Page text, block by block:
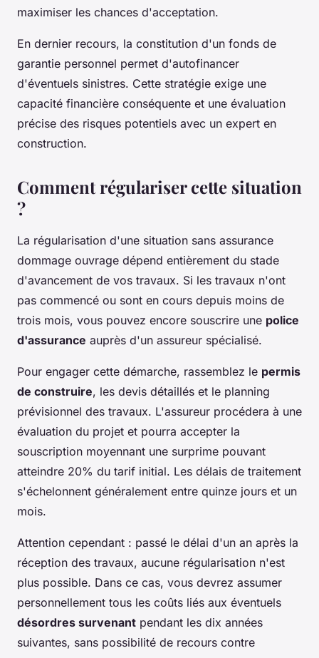
maximiser les chances d'acceptation.
En dernier recours, la constitution d'un fonds de
garantie personnel permet d'autofinancer
d'éventuels sinistres. Cette stratégie exige une
capacité financière conséquente et une évaluation
précise des risques potentiels avec un expert en
construction.
Comment régulariser cette situation
?
La régularisation d'une situation sans assurance
dommage ouvrage dépend entièrement du stade
d'avancement de vos travaux. Si les travaux n'ont
pas commencé ou sont en cours depuis moins de
trois mois, vous pouvez encore souscrire une police
d'assurance auprès d'un assureur spécialisé.
Pour engager cette démarche, rassemblez le permis
de construire, les devis détaillés et le planning
prévisionnel des travaux. L'assureur procédera à une
évaluation du projet et pourra accepter la
souscription moyennant une surprime pouvant
atteindre 20% du tarif initial. Les délais de traitement
s'échelonnent généralement entre quinze jours et un
mois.
Attention cependant : passé le délai d'un an après la
réception des travaux, aucune régularisation n'est
plus possible. Dans ce cas, vous devrez assumer
personnellement tous les coûts liés aux éventuels
désordres survenant pendant les dix années
suivantes, sans possibilité de recours contre